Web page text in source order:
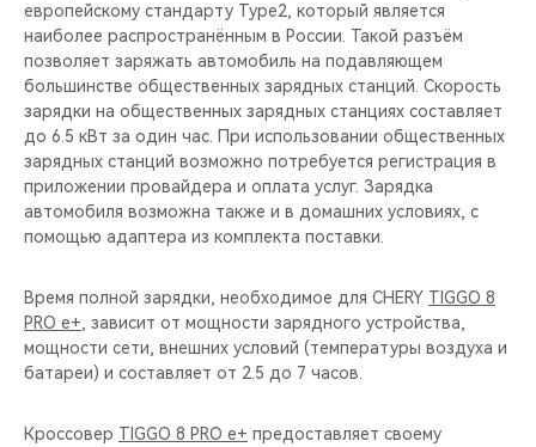
европейскому стандарту Type2, который является
наиболее распространённым в России. Такой разъём
позволяет заряжать автомобиль на подавляющем
большинстве общественных зарядных станций. Скорость
зарядки на общественных зарядных станциях составляет
до 6.5 кВт за один час. При использовании общественных
зарядных станций возможно потребуется регистрация в
приложении провайдера и оплата услуг. Зарядка
автомобиля возможна также и в домашних условиях, с
помощью адаптера из комплекта поставки.
Время полной зарядки, необходимое для CHERY TIGGO 8
PRO e+ , зависит от мощности зарядного устройства,
мощности сети, внешних условий (температуры воздуха и
батареи) и составляет от 2.5 до 7 часов.
Кроссовер TIGGO 8 PRO e+ предоставляет своему